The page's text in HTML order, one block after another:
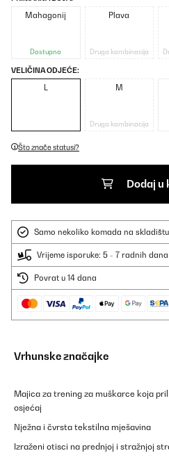
Mahagonij
Dostupno
Plava
Druga kombinacija
VELIČINA ODJEĆE:
L M
Druga kombinacija
Što znače statusi?
Dodaj u
Samo nekoliko komada na
Vrijeme isporuke: 5 - 7 radnih dana
Povrat u 14 dana
Vrhunske značajke
Majica za trening za muškarce koja
osjećaj
Nježna i čvrsta tekstilna mješavina
Izraženi otisci na prednjoj i stražnjoj